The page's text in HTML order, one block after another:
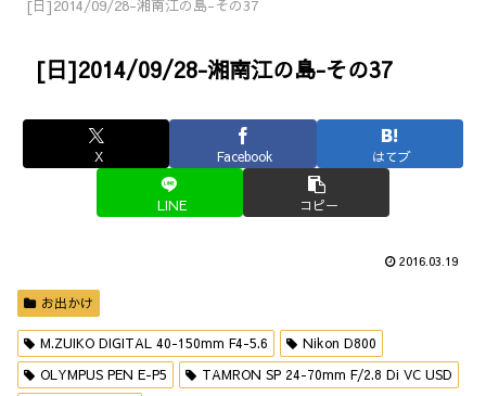
[日]2014/09/28-湘南江の島-その37
[日]2014/09/28-湘南江の島-その37
X Facebook はてブ
LINE コピー
2016.03.19
お出かけ
M.ZUIKO DIGITAL 40-150mm F4-5.6
Nikon D800
OLYMPUS PEN E-P5
TAMRON SP 24-70mm F/2.8 Di VC USD